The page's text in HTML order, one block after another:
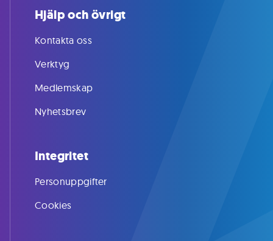
Hjälp och övrigt
Kontakta oss
Verktyg
Medlemskap
Nyhetsbrev
Integritet
Personuppgifter
Cookies